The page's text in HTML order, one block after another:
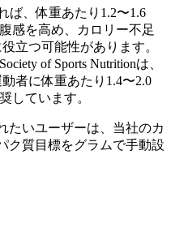
ば、体重あたり1.2〜1.6
感を高め、カロリー不足
立つ可能性があります。
of Sports Nutritionは、
者に体重あたり1.4〜2.0
しています。
たいユーザーは、当社のカ
ク質目標をグラムで手動設